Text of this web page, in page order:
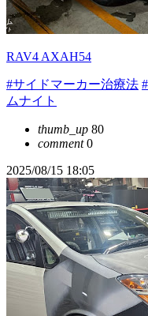
RAV4 AXAH54
#サイドマーカー治療法
ムナイト
thumb_up 80
comment0
2025/08/15 18:05